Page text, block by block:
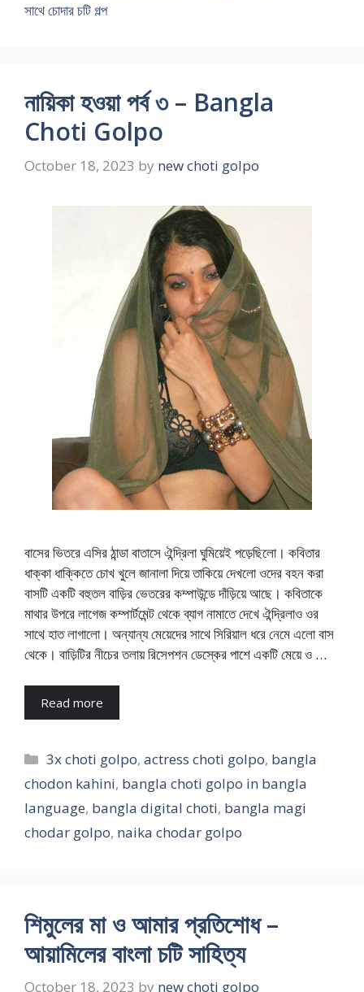
সাথে চোদার চটি গল্প
নায়িকা হওয়া পর্ব ৩ – Bangla
Choti Golpo
October 18, 2023 by new choti golpo
বাসের ভিতরে এসির ঠান্ডা বাতাসে ঐন্দ্রিলা ঘুমিয়েই পড়েছিলো। কবিতার
ধাক্কা ধাক্কিতে চোখ খুলে জানালা দিয়ে তাকিয়ে দেখলো ওদের বহন করা
বাসটি একটি বহুতল বাড়ির ভেতরের কম্পাউন্ডে দাঁড়িয়ে আছে। কবিতাকে
মাথার উপরে লাগেজ কম্পার্টমেন্ট থেকে ব্যাগ নামাতে দেখে ঐন্দ্রিলাও ওর
সাথে হাত লাগালো। অন্যান্য মেয়েদের সাথে সিরিয়াল ধরে নেমে এলো বাস
থেকে। বাড়িটির নীচের তলায় রিসেপশন ডেস্কের পাশে একটি মেয়ে ও …
Read more
Categories
3x choti golpo,actress choti golpo, bangla
chodon kahini, bangla choti golpo in bangla
language, bangla digital choti, bangla magi
chodar golpo, naika chodar golpo
শিমুলের মা ও আমার প্রতিশোধ –
আয়ামিলের বাংলা চটি সাহিত্য
October 18, 2023 by new choti golpo